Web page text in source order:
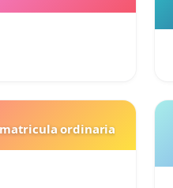
ordinaria